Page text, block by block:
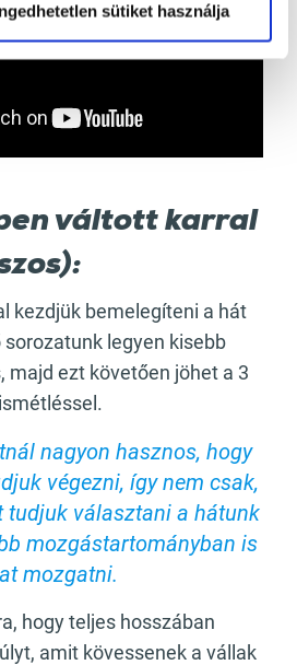
sütiket használja
váltott karral
kezdjük bemelegíteni a hát
legyen kisebb
majd ezt követően jöhet a 3
nagyon hasznos, hogy
végezni, így nem csak,
tudjuk választani a hátunk
mozgástartományban is
mozgatni.
hogy teljes hosszában
amit kövessenek a vállak